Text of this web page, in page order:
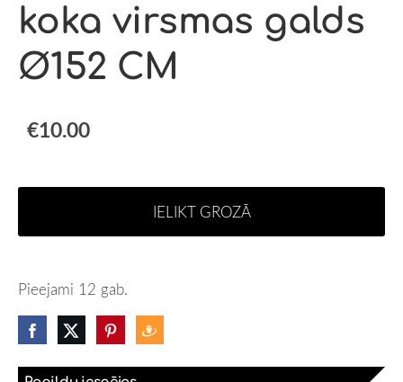
koka virsmas galds
Ø152 CM
€10.00
IELIKT GROZĀ
Pieejami 12 gab.